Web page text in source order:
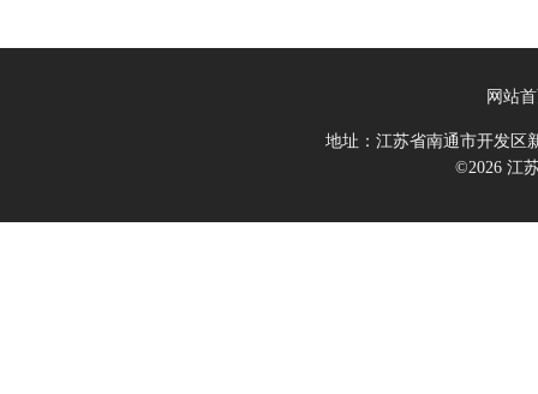
网站
地址：江苏省南通市开发区
©2026 江